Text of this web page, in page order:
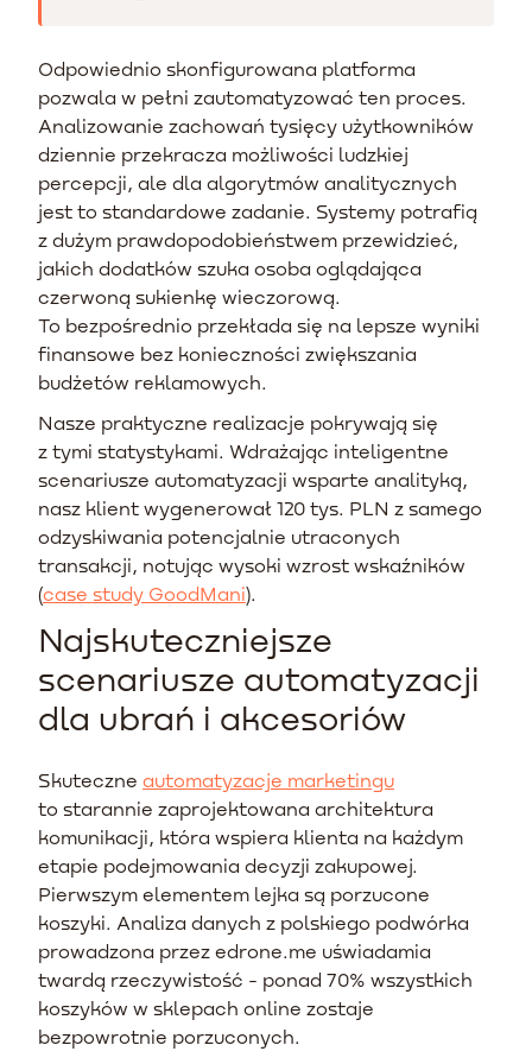
Odpowiednio skonfigurowana platforma
pozwala w pełni zautomatyzować ten proces.
Analizowanie zachowań tysięcy użytkowników
dziennie przekracza możliwości ludzkiej
percepcji, ale dla algorytmów analitycznych
jest to standardowe zadanie. Systemy potrafią
z dużym prawdopodobieństwem przewidzieć,
jakich dodatków szuka osoba oglądająca
czerwoną sukienkę wieczorową.
To bezpośrednio przekłada się na lepsze wyniki
finansowe bez konieczności zwiększania
budżetów reklamowych.
Nasze praktyczne realizacje pokrywają się
z tymi statystykami. Wdrażając inteligentne
scenariusze automatyzacji wsparte analityką,
nasz klient wygenerował 120 tys. PLN z samego
odzyskiwania potencjalnie utraconych
transakcji, notując wysoki wzrost wskaźników
(case study GoodMani).
Najskuteczniejsze
scenariusze automatyzacji
dla ubrań i akcesoriów
Skuteczne automatyzacje marketingu
to starannie zaprojektowana architektura
komunikacji, która wspiera klienta na każdym
etapie podejmowania decyzji zakupowej.
Pierwszym elementem lejka są porzucone
koszyki. Analiza danych z polskiego podwórka
prowadzona przez edrone.me uświadamia
twardą rzeczywistość - ponad 70% wszystkich
koszyków w sklepach online zostaje
bezpowrotnie porzuconych.